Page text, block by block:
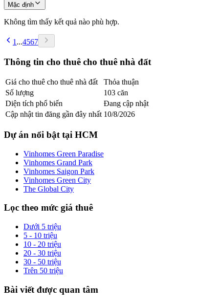
Mặc định
Không tìm thấy kết quả nào phù hợp.
1 ...4567
Thông tin cho thuê cho thuê nhà đất
Giá cho thuê cho thuê nhà đất
Thỏa thuận
Số lượng
103 căn
Diện tích phổ biến
Đang cập nhật
Cập nhật tin đăng gần đây nhất 10/8/2026
Dự án nổi bật tại HCM
Vinhomes Green Paradise
Vinhomes Grand Park
Vinhomes Saigon Park
Vinhomes Green City
The Global City
Lọc theo mức giá thuê
Dưới 5 triệu
5 - 10 triệu
10 - 20 triệu
20 - 30 triệu
30 - 50 triệu
Trên 50 triệu
Bài viết được quan tâm